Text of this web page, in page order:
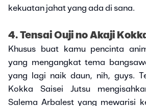
kekuatan jahat yang ada di sana.
4. Tensai Ouji no Akaji
Khusus buat kamu pencinta
yang mengangkat tema
yang lagi naik daun, nih, guys.
Kokka Saisei Jutsu
Salema Arbalest yang mewarisi